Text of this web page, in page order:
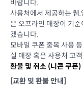
바랍니다.
사용처에서 제공하는 웹
은 오프라인 매장이 기
겠습니다.
모바일 쿠폰 중복 사용
실 매장 혹은 사용처 고
환불 및 취소 (니콘 쿠폰)
[교환 및 환불 안내]